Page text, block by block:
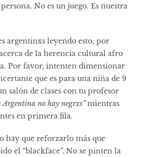
No es un juego. Es nuestra
argentinxs leyendo esto, por
de la herencia cultural afro
Por favor, intenten dimensionar
que es para una niña de 9
salón de clases con tu profesor
Argentina no hay negrxs”mientras
en primera fila.
hay que reforzarlo más que
el “blackface”. No se pinten la